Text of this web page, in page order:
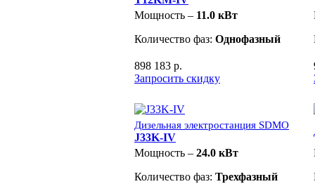
Мощность – 11.0 кВт
Количество фаз: Однофазный
898 183 р.
Запросить скидку
Дизельная электростанция SDMO
J33K-IV
Мощность – 24.0 кВт
Количество фаз: Трехфазный